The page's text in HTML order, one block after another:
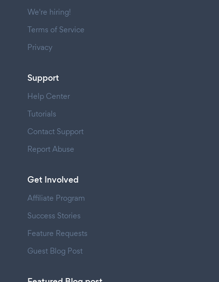
We're hiring!
Terms of Service
Privacy
Support
Help Center
Tutorials
Contact Support
Report Abuse
Get Involved
Affiliate Program
Success Stories
Feature Requests
Guest Blog Post